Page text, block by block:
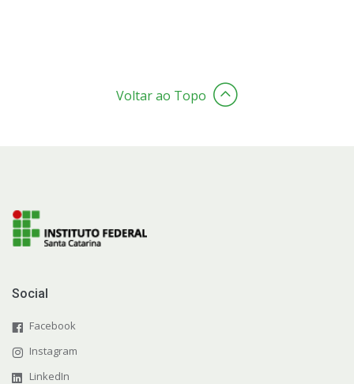
Voltar ao Topo
Social
Facebook
Instagram
LinkedIn